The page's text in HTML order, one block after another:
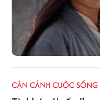
CẬN CẢNH CUỘC SỐNG